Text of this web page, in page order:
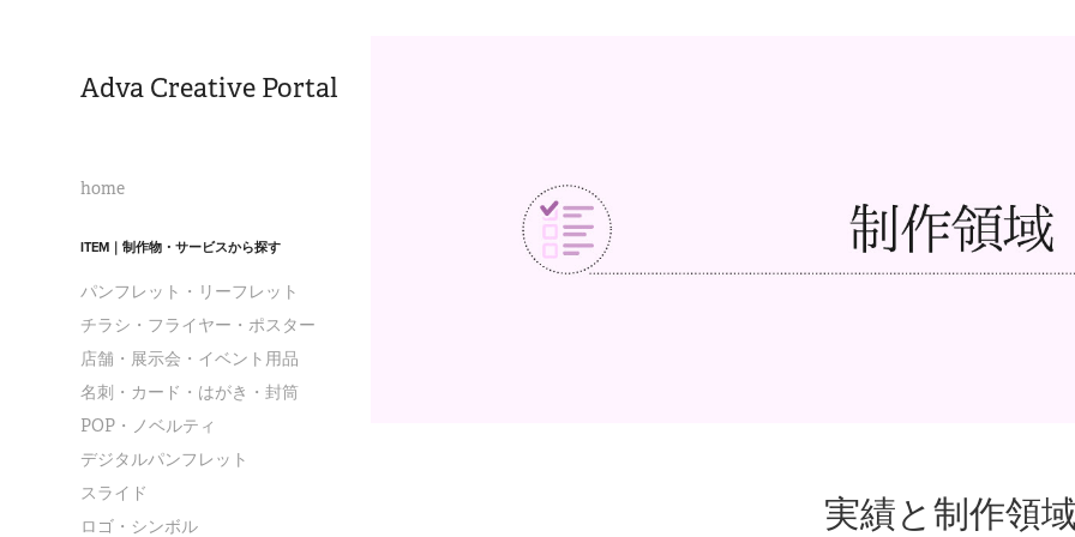
Adva Creative Portal
home
ITEM｜制作物・サービスから探す
パンフレット・リーフレット
チラシ・フライヤー・ポスター
店舗・展示会・イベント用品
名刺・カード・はがき・封筒
POP・ノベルティ
デジタルパンフレット
スライド
ロゴ・シンボル
実績と制作領